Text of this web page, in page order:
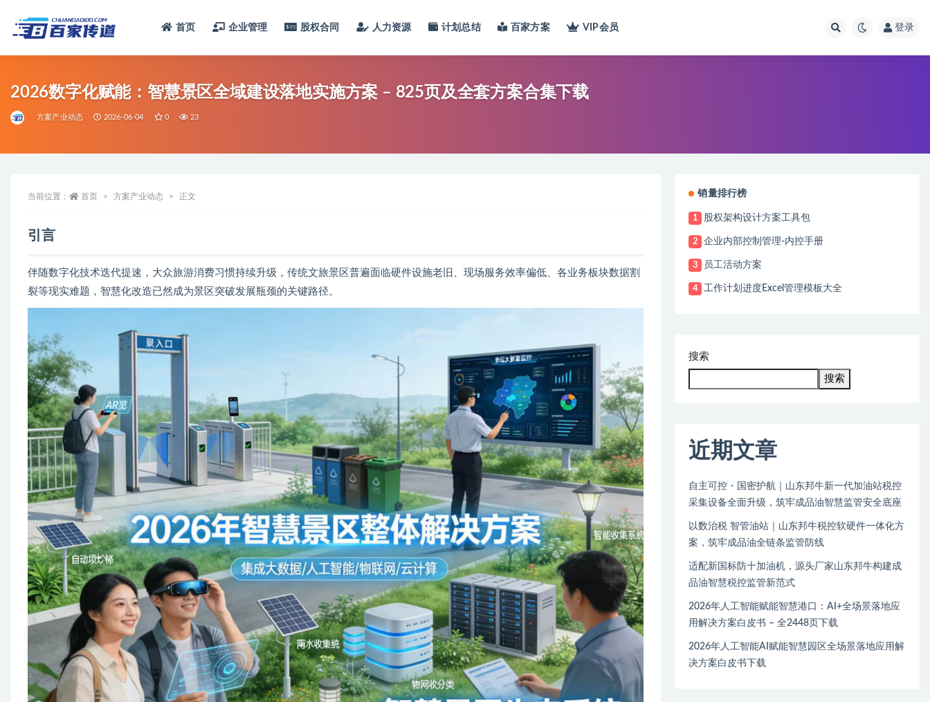
首页 企业管理 股权合同 人力资源 计划总结 百家方案 VIP会员 登录
2026数字化赋能：智慧景区全域建设落地实施方案 – 825页及全套方案合集下载
方案产业动态 2026-06-04 0 23
当前位置： 首页 方案产业动态 正文
引言
伴随数字化技术迭代提速，大众旅游消费习惯持续升级，传统文旅景区普遍面临硬件设施老旧、现场服务效率偏低、各业务板块数据割
裂等现实难题，智慧化改造已然成为景区突破发展瓶颈的关键路径。
销量排行榜
1 股权架构设计方案工具包
2 企业内部控制管理-内控手册
3 员工活动方案
4 工作计划进度Excel管理模板大全
搜索
搜索
近期文章
自主可控・国密护航｜山东邦牛新一代加油站税控
采集设备全面升级，筑牢成品油智慧监管安全底座
以数治税 智管油站｜山东邦牛税控软硬件一体化方
案，筑牢成品油全链条监管防线
适配新国标防十加油机，源头厂家山东邦牛构建成
品油智慧税控监管新范式
2026年人工智能赋能智慧港口：AI+全场景落地应
用解决方案白皮书 – 全2448页下载
2026年人工智能AI赋能智慧园区全场景落地应用解
决方案白皮书下载